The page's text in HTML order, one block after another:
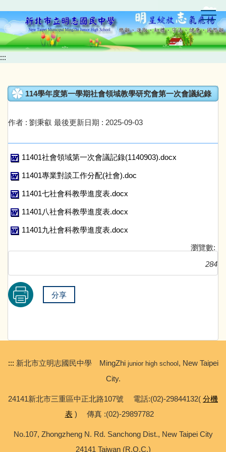
到
主
要
內
容
:::
114學年度第一學期社會領域教學研究會第一次會議紀錄
作者 : 劉秉叡 最後更新日期 : 2025-09-03
11401社會領域第一次會議記錄(1140903).docx
11401專業對談工作分配(社會).doc
11401七社會科教學進度表.docx
11401八社會科教學進度表.docx
11401九社會科教學進度表.docx
瀏覽數:
284
分享
::: 新北市立明志國民中學 MingZhi junior high school, New Taipei
City.
24141新北市三重區中正北路107號 電話:(02)-29844132( 分機
表) 傳真 :(02)-29897782
No.107, Zhongzheng N. Rd. Sanchong Dist., New Taipei City
24141 Taiwan (R.O.C.)